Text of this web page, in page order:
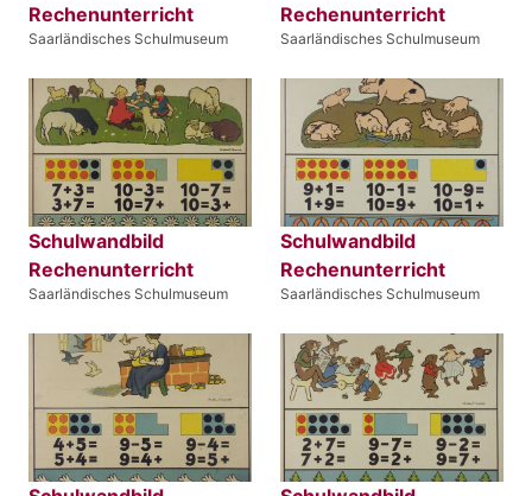
Rechenunterricht
Saarländisches Schulmuseum
Rechenunterricht
Saarländisches Schulmuseum
Schulwandbild
Rechenunterricht
Saarländisches Schulmuseum
Schulwandbild
Rechenunterricht
Saarländisches Schulmuseum